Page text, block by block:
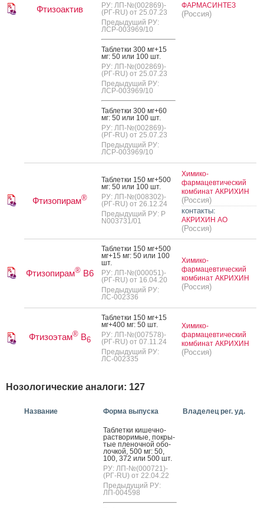
Фтизоактив
РУ: ЛП-№(002869)-
(РГ-RU) от 25.07.23
Предыдущий РУ:
ЛСР-003969/10
Таб­летки 300 мг+15
мг: 50 или 100 шт.
РУ: ЛП-№(002869)-
(РГ-RU) от 25.07.23
Предыдущий РУ:
ЛСР-003969/10
Таб­летки 300 мг+60
мг: 50 или 100 шт.
РУ: ЛП-№(002869)-
(РГ-RU) от 25.07.23
Предыдущий РУ:
ЛСР-003969/10
ФАРМАСИНТЕЗ
(Россия)
Фтизопирам®
Таб­летки 150 мг+500
мг: 50 или 100 шт.
РУ: ЛП-№(008302)-
(РГ-RU) от 26.12.24
Предыдущий РУ: Р
N003731/01
Химико-
фармацевтический
комбинат АКРИХИН
(Россия)
контакты:
АКРИХИН АО
(Россия)
Фтизопирам® В6
Таб­летки 150 мг+500
мг+15 мг: 50 или 100
шт.
РУ: ЛП-№(000051)-
(РГ-RU) от 16.04.20
Предыдущий РУ:
ЛС-002336
Химико-
фармацевтический
комбинат АКРИХИН
(Россия)
Фтизоэтам® В6
Таб­летки 150 мг+15
мг+400 мг: 50 шт.
РУ: ЛП-№(007578)-
(РГ-RU) от 07.11.24
Предыдущий РУ:
ЛС-002335
Химико-
фармацевтический
комбинат АКРИХИН
(Россия)
Нозологические аналоги: 127
Название Форма выпуска Владелец рег. уд.
Таб­летки ки­шеч­но­
рас­тво­римые, пок­ры­
тые пле­ноч­ной обо­
лоч­кой, 500 мг: 50,
100, 372 или 500 шт.
РУ: ЛП-№(000721)-
(РГ-RU) от 22.04.22
Предыдущий РУ:
ЛП-004598